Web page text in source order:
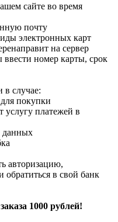
сайте во время
почту
электронных карт
на сервер
номер карты, срок
в случае:
покупки
услугу платежей в
данных
авторизацию,
обратиться в свой банк
1000 рублей!